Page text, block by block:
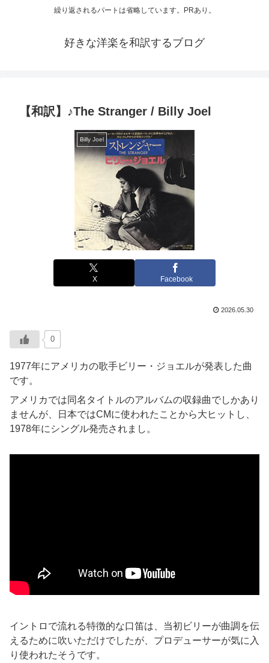
繰り返されるパートは省略しています。PRあり。
好きな洋楽を和訳するブログ
【和訳】♪The Stranger / Billy Joel
Billy Joel
X Facebook
2026.05.30
0
1977年にアメリカの歌手ビリー・ジョエルが発表した曲
です。
アメリカでは同名タイトルのアルバムの収録曲でしかあり
ませんが、日本ではCMに使われたことから大ヒットし、
1978年にシングル発売されまし。
イントロで流れる特徴的な口笛は、当初ビリーが曲調を伝
えるために吹いただけでしたが、プロデューサーが気に入
り使われたそうです。